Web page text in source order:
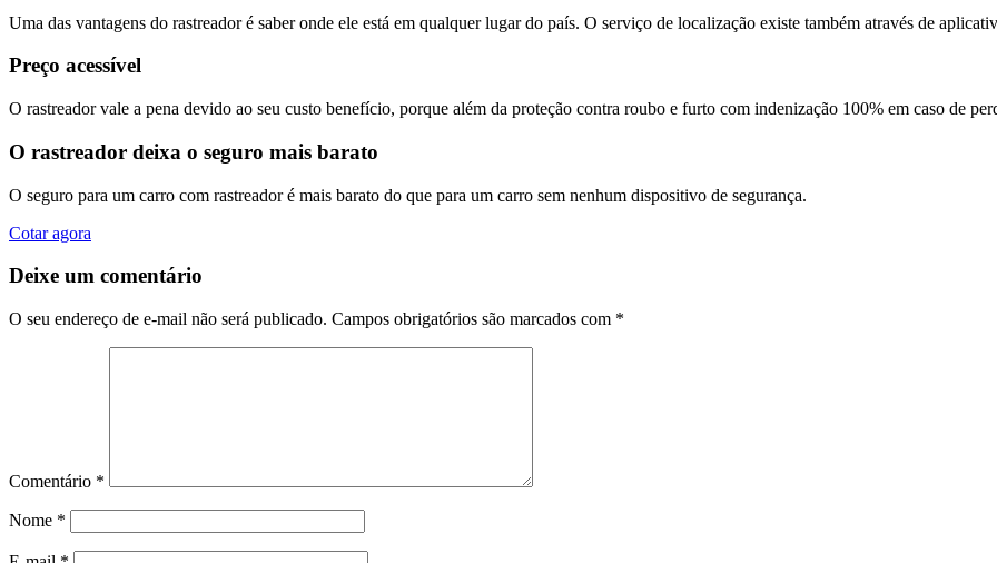
Uma das vantagens do rastreador é saber onde ele está em qualquer lugar do país. O serviço de localização existe também através de
Preço acessível
O rastreador vale a pena devido ao seu custo benefício, porque além da proteção contra roubo e furto com indenização 100% em caso de
O rastreador deixa o seguro mais barato
O seguro para um carro com rastreador é mais barato do que para um carro sem nenhum dispositivo de segurança.
Cotar agora
Deixe um comentário
O seu endereço de e-mail não será publicado. Campos obrigatórios são marcados com *
Comentário *
Nome *